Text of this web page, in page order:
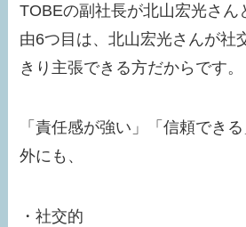
TOBEの副社長が北山宏光さん
由6つ目は、北山宏光さんが社
きり主張できる方だからです。
「責任感が強い」「信頼でき
外にも、
・社交的